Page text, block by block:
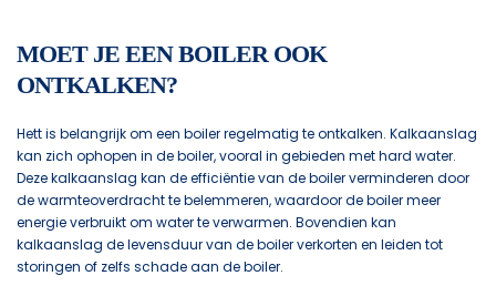
MOET JE EEN BOILER OOK
ONTKALKEN?
Hett is belangrijk om een boiler regelmatig te ontkalken. Kalkaanslag
kan zich ophopen in de boiler, vooral in gebieden met hard water.
Deze kalkaanslag kan de efficiëntie van de boiler verminderen door
de warmteoverdracht te belemmeren, waardoor de boiler meer
energie verbruikt om water te verwarmen. Bovendien kan
kalkaanslag de levensduur van de boiler verkorten en leiden tot
storingen of zelfs schade aan de boiler.